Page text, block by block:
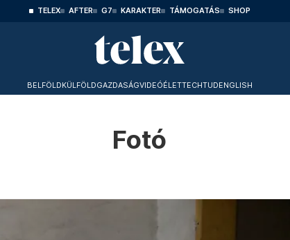
TELEX AFTER G7 KARAKTER TÁMOGATÁS SHOP
BELFÖLDKÜLFÖLDGAZDASÁGVIDEÓÉLETTECHTUDENGLISH
Fotó